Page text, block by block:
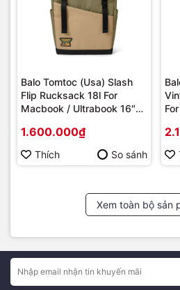
Balo Tomtoc (Usa) Slash
Flip Rucksack 18l For
Macbook / Ultrabook 16″
1.600.000₫
Thích So sánh
–
Xem toàn bộ sản